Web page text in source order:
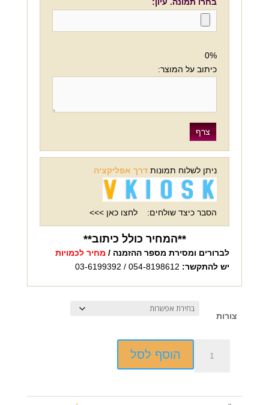
0%
כיתוב על המוצר:
ניתן לשלוח תמונות דרך אפליקציה
הסבר כיצד שולחים: לחצו כאן >>>
**המחיר כולל כיתוב**
לברורים ומסירת מספר ההזמנה / מחיר לכמויות
יש להתקשר:
צורות
הוסף לסל